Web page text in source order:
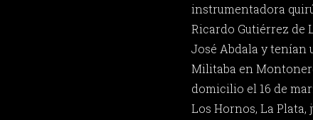
instrumentadora
Ricardo Gutiérrez de
José Abdala y tenían
Militaba en
domicilio el 16 de
Los Hornos, La Plata,